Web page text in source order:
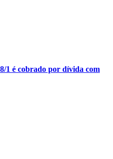
1 é cobrado por dívida com